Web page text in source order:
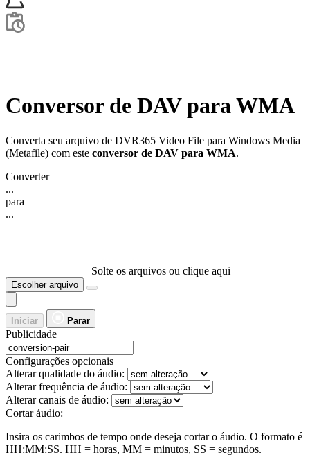
Conversor de DAV para WMA
Converta seu arquivo de DVR365 Video File para Windows Media
(Metafile) com este conversor de DAV para WMA.
Converter
...
para
...
Solte os arquivos ou clique aqui
Escolher arquivo
Iniciar Parar
Publicidade
Configurações opcionais
Alterar qualidade do áudio:
Alterar frequência de áudio:
Alterar canais de áudio:
Cortar áudio:
Insira os carimbos de tempo onde deseja cortar o áudio. O formato é
HH:MM:SS. HH = horas, MM = minutos, SS = segundos.